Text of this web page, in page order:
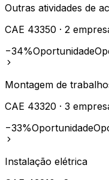
Outras atividades de
CAE 43350 · 2
−34%Oportunidade
Montagem de
CAE 43320 · 3
−33%Oportunidade
Instalação elétrica